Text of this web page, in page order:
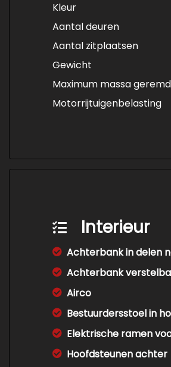
Kleur
Aantal deuren
Aantal zitplaatsen
Gewicht
Maximum massa geremd
Motorrijtuigenbelasting
Interieur
Achterbank in delen
Achterbank
Airco
Bestuurdersstoel in
Elektrische ramen
Hoofdsteunen achter